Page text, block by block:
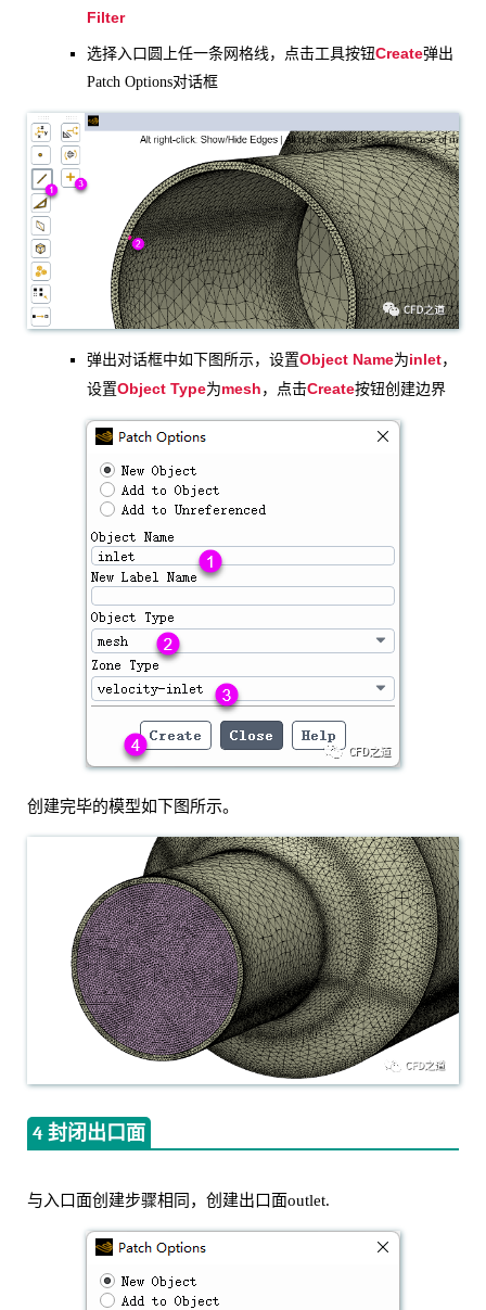
Filter
选择入口圆上任一条网格线，点击工具按钮Create弹出
Patch Options对话框
弹出对话框中如下图所示，设置Object Name为inlet，
设置Object Type为mesh ，点击Create按钮创建边界
创建完毕的模型如下图所示。
4 封闭出口面
与入口面创建步骤相同，创建出口面outlet.